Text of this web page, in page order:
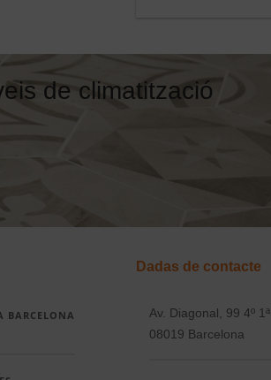
de climatització
BARCELONA
Dadas de contacte
Av. Diagonal, 99 4º 1ª
08019 Barcelona